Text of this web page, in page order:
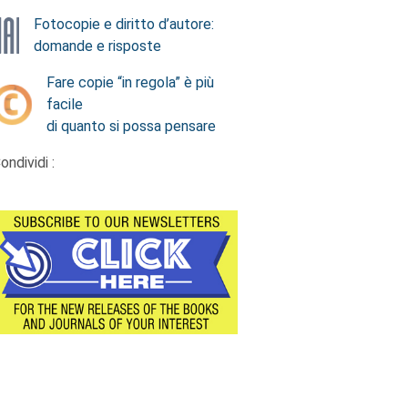
Fotocopie e diritto d’autore:
domande e risposte
Fare copie “in regola” è più
facile
di quanto si possa pensare
: